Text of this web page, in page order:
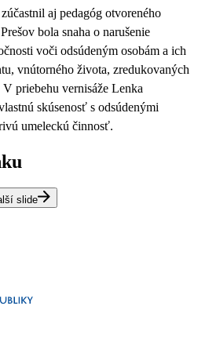
aj pedagóg otvoreného
bola snaha o narušenie
voči odsúdeným osobám a ich
vnútorného života, zredukovaných
priebehu vernisáže Lenka
skúsenosť s odsúdenými
umeleckú činnosť.
slide